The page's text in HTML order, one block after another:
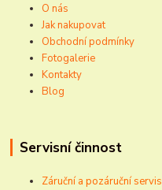
O nás
Jak nakupovat
Obchodní podmínky
Fotogalerie
Kontakty
Blog
Servisní činnost
Záruční a pozáruční servis